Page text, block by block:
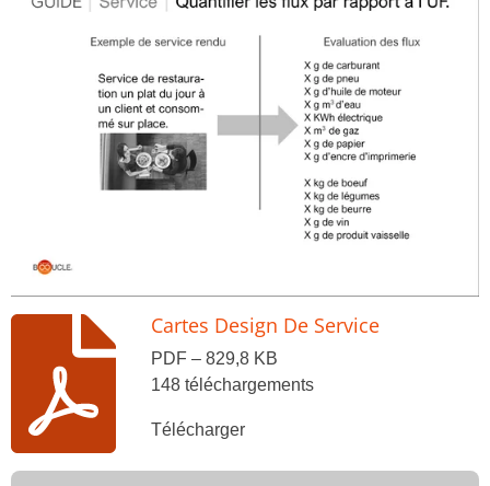
Cartes Design De Service
PDF – 829,8 KB
148 téléchargements
Télécharger